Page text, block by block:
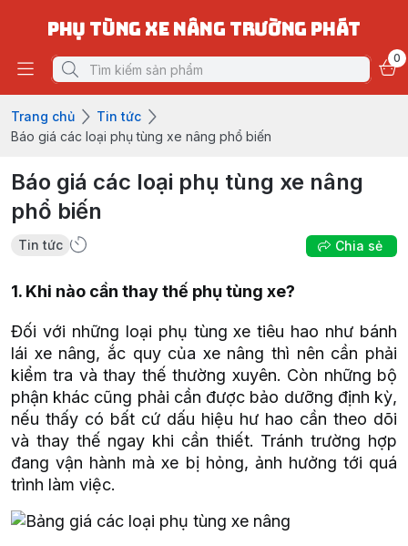
PHỤ TÙNG XE NÂNG TRƯỜNG PHÁT
0
Trang chủ
Tin tức
Báo giá các loại phụ tùng xe nâng phổ biến
Báo giá các loại phụ tùng xe nâng
phổ biến
Tin tức Chia sẻ
1. Khi nào cần thay thế phụ tùng xe?
Đối với những loại phụ tùng xe tiêu hao như bánh
lái xe nâng, ắc quy của xe nâng thì nên cần phải
kiểm tra và thay thế thường xuyên. Còn những bộ
phận khác cũng phải cần được bảo dưỡng định kỳ,
nếu thấy có bất cứ dấu hiệu hư hao cần theo dõi
và thay thế ngay khi cần thiết. Tránh trường hợp
đang vận hành mà xe bị hỏng, ảnh hưởng tới quá
trình làm việc.